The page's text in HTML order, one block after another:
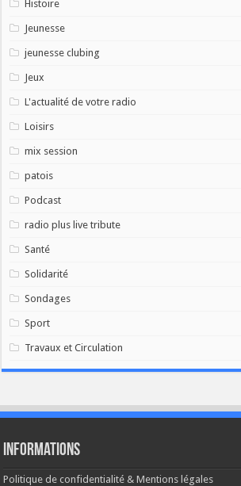
Histoire
Jeunesse
jeunesse clubing
Jeux
L'actualité de votre radio
Loisirs
mix session
patois
Podcast
radio plus live tribute
Santé
Solidarité
Sondages
Sport
Travaux et Circulation
Informations
Politique de confidentialité & Mentions légales